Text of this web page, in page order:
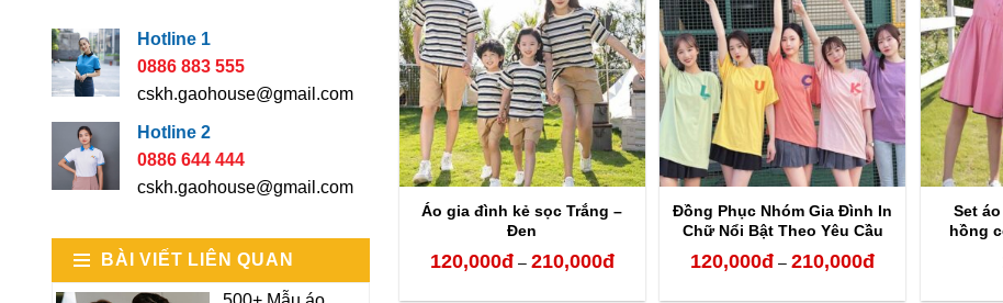
Hotline 1
0886 883 555
cskh.gaohouse@gmail.com
Hotline 2
0886 644 444
cskh.gaohouse@gmail.com
BÀI VIẾT LIÊN QUAN
đến
320,000đ
đến
320,000đ
Áo gia đình kẻ sọc Trắng –
Đen
120,000đ – 210,000đKhoảng
Đồng Phục Nhóm Gia Đình In
Chữ Nổi Bật Theo Yêu Cầu
Hot Nhất 2023
120,000đ – 210,000đKhoảng
Set
hồng